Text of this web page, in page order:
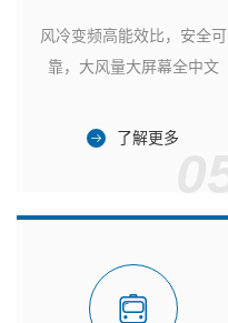
风冷变频高能效比，安全可
靠，大风量大屏幕全中文
了解更多